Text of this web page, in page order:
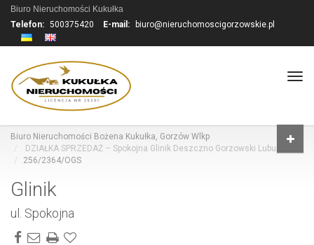
Biuro Nieruchomości Kukułka
Telefon: 500375420 E-mail: biuro@nieruchomoscigorzowskie.pl
Biuro Nieruchomości Bożena Kukułka, Gorzów Wlkp
DZIAŁKA SPRZEDAŻ – Spokojna Glinik Deszczno Gorzowski Lubuskie
256/2364/OGS
Glinik
ul. Spokojna